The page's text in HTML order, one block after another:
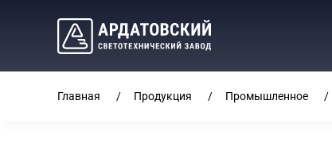
Главная Продукция Промышленное